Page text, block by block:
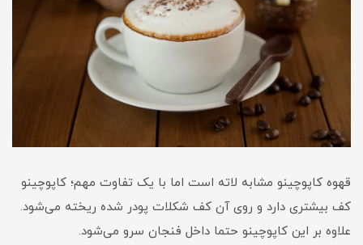
قهوه کاپوچینو مشابه لاته است اما با یک تفاوت مهم؛ کاپوچینو
کف بیشتری دارد و روی آن کف شکلات پودر شده ریخته می‌شود.
علاوه بر این کاپوچینو حتما داخل فنجان سرو می‌شود.